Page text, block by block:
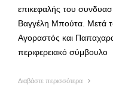
επικεφαλής του
Βαγγέλη Μπούτα. Μετά
Αγοραστός και
περιφερειακό σύμβουλο
Διαβάστε περισσότερα